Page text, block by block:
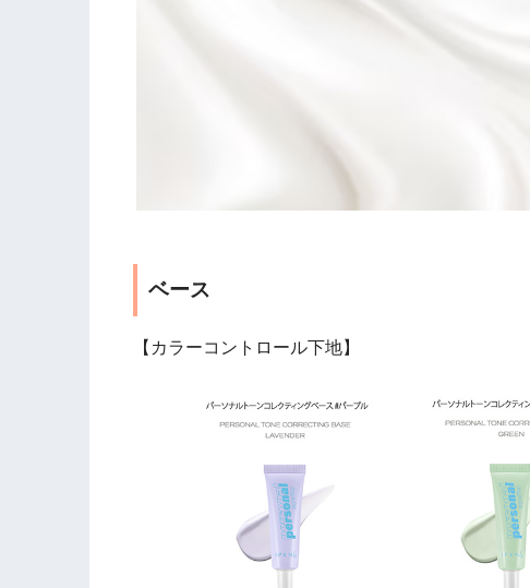
ベース
【カラーコントロール下地】